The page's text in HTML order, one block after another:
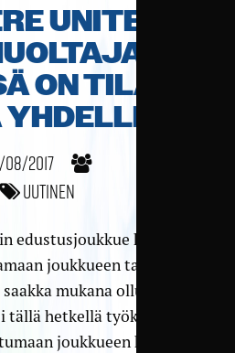
UNITED
–
ON TILAA
08/2017
Uutinen
edustusjoukkue hakee
joukkueen taustoja,
mukana ollut
tällä hetkellä työkiireiden
joukkueen kaikkiin